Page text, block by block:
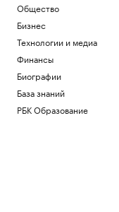
Общество
Бизнес
Технологии и медиа
Финансы
Биографии
База знаний
РБК Образование